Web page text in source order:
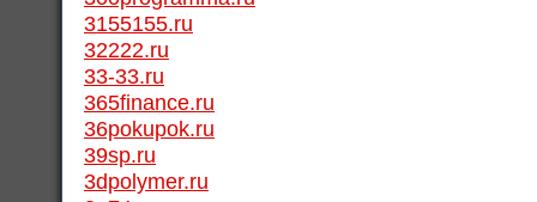
3155155.ru
32222.ru
33-33.ru
365finance.ru
36pokupok.ru
39sp.ru
3dpolymer.ru